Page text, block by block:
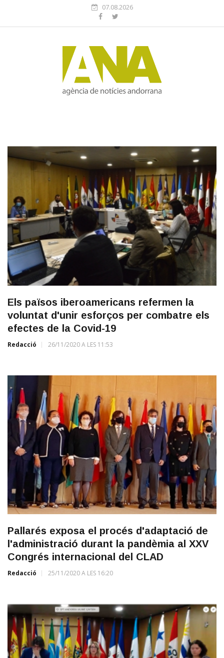
07.08.2026
Els països iberoamericans refermen la
voluntat d'unir esforços per combatre els
efectes de la Covid-19
Redacció 26/11/2020 A LES 11:53
Pallarés exposa el procés d'adaptació de
l'administració durant la pandèmia al XXV
Congrés internacional del CLAD
Redacció 25/11/2020 A LES 16:20